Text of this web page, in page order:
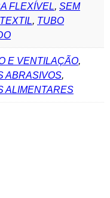
FLEXÍVEL, SEM
, TUBO
E VENTILAÇÃO,
ABRASIVOS,
ALIMENTARES